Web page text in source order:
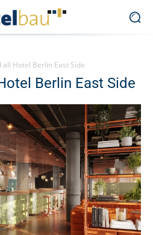
all Hotel Berlin East Side
Berlin East Side